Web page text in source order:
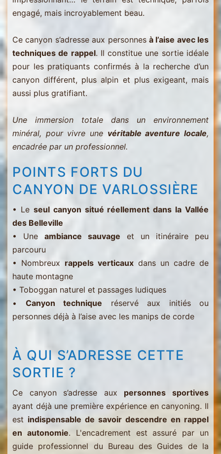
engagé, mais incroyablement beau.
Ce canyon s’adresse aux personnes à l’aise avec les
techniques de rappel. Il constitue une sortie idéale
pour les pratiquants confirmés à la recherche d’un
canyon différent, plus alpin et plus exigeant, mais
aussi plus gratifiant.
Une immersion totale dans un environnement
minéral, pour vivre une véritable aventure locale,
encadrée par un professionnel.
POINTS FORTS DU
CANYON DE VARLOSSIÈRE
• Le seul canyon situé réellement dans la Vallée
des Belleville
• Une ambiance sauvage et un itinéraire peu
parcouru
• Nombreux rappels verticaux dans un cadre de
haute montagne
• Toboggan naturel et passages ludiques
• Canyon technique réservé aux initiés ou
personnes déjà à l’aise avec les manips de corde
À QUI S’ADRESSE CETTE
SORTIE ?
Ce canyon s’adresse aux personnes sportives
ayant déjà une première expérience en canyoning. Il
est indispensable de savoir descendre en rappel
en autonomie. L'encadrement est assuré par un
guide professionnel du Bureau des Guides de la